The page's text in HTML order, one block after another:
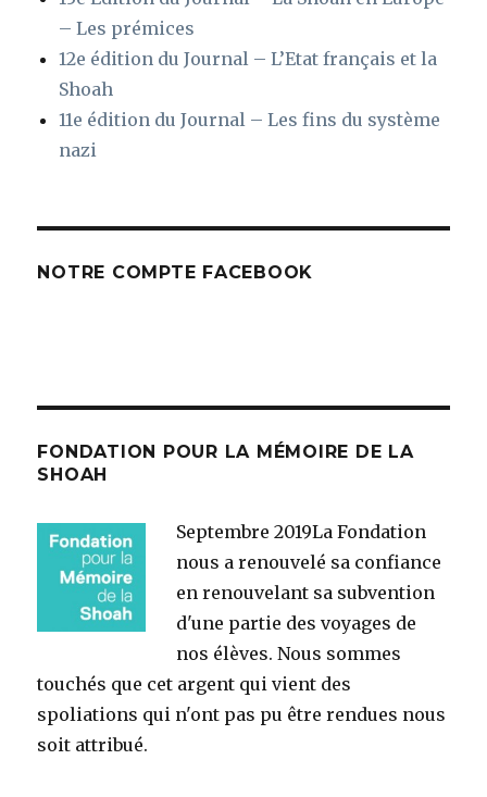
– Les prémices
12e édition du Journal – L’Etat français et la
Shoah
11e édition du Journal – Les fins du système
nazi
NOTRE COMPTE FACEBOOK
FONDATION POUR LA MÉMOIRE DE LA
SHOAH
Septembre 2019La Fondation
nous a renouvelé sa confiance
en renouvelant sa subvention
d'une partie des voyages de
nos élèves. Nous sommes
touchés que cet argent qui vient des
spoliations qui n'ont pas pu être rendues nous
soit attribué.